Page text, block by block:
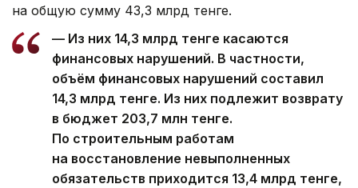
на общую сумму 43,3 млрд тенге.
— Из них 14,3 млрд тенге касаются
финансовых нарушений. В частности,
объём финансовых нарушений составил
14,3 млрд тенге. Из них подлежит возврату
в бюджет 203,7 млн тенге.
По строительным работам
на восстановление невыполненных
обязательств приходится 13,4 млрд тенге,